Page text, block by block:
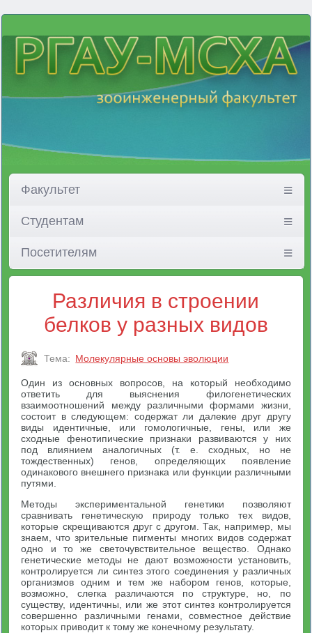
Факультет
Студентам
Посетителям
Различия в строении
белков у разных видов
Тема: Молекулярные основы эволюции
Один из основных вопросов, на который необходимо
ответить для выяснения филогенетических
взаимоотношений между различными формами жизни,
состоит в следующем: содержат ли далекие друг другу
виды идентичные, или гомологичные, гены, или же
сходные фенотипические признаки развиваются у них
под влиянием аналогичных (т. е. сходных, но не
тождественных) генов, определяющих появление
одинакового внешнего признака или функции различными
путями.
Методы экспериментальной генетики позволяют
сравнивать генетическую природу только тех видов,
которые скрещиваются друг с другом. Так, например, мы
знаем, что зрительные пигменты многих видов содержат
одно и то же светочувствительное вещество. Однако
генетические методы не дают возможности установить,
контролируется ли синтез этого соединения у различных
организмов одним и тем же набором генов, которые,
возможно, слегка различаются по структуре, но, по
существу, идентичны, или же этот синтез контролируется
совершенно различными генами, совместное действие
которых приводит к тому же конечному результату.